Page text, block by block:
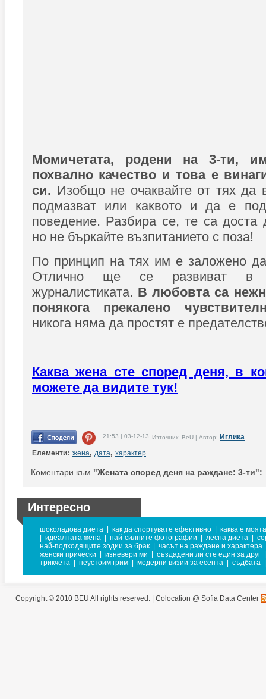
Момичетата, родени на 3-ти,
похвално качество и това е
си. Изобщо не очаквайте от тях да
подмазват или каквото и да е
поведение. Разбира се, те са доста
но не бъркайте възпитанието с поза!
По принцип на тях им е заложено
Отлично ще се развиват в
журналистиката. В любовта са
понякога прекалено
никога няма да простят е
Каква жена сте според деня, в
можете да видите тук!
21:53 | 03-12-13 Източник: BeU | Автор: Иглика
Елементи: жена, дата, характер
Коментари към "Жената според деня на раждане: 3-ти":
Интересно
шоколадова диета как да спортувате ефективно
каква е
идеалната жена най-силните фотографии лесна диета
най-подходящите зодии за брак
часът на раждане и характера
женски прически
изневери ми създадени ли сте един за друг
трикчета
неустоим грим модерни визии за есента съдбата
Copyright © 2010 BEU All rights reserved. | Colocation @ Sofia Data Center